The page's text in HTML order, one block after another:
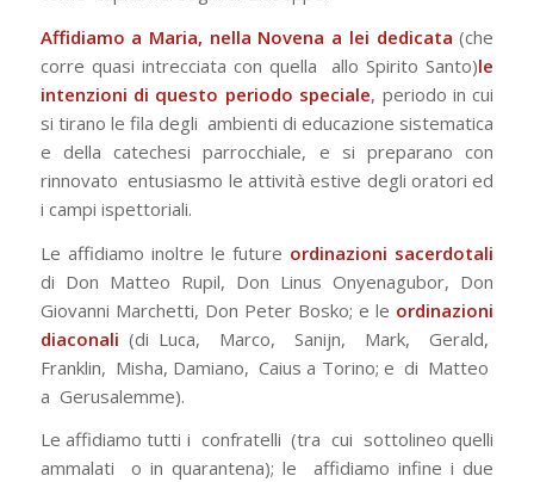
Affidiamo a Maria, nella Novena a lei dedicata(che
corre quasi intrecciata con quella allo Spirito Santo)le
intenzioni di questo periodo speciale, periodo in cui
si tirano le fila degli ambienti di educazione sistematica
e della catechesi parrocchiale, e si preparano con
rinnovato entusiasmo le attività estive degli oratori ed
i campi ispettoriali.
Le affidiamo inoltre le future ordinazioni sacerdotali
di Don Matteo Rupil, Don Linus Onyenagubor, Don
Giovanni Marchetti, Don Peter Bosko; e le ordinazioni
diaconali (di Luca, Marco, Sanijn, Mark, Gerald,
Franklin, Misha, Damiano, Caius a Torino; e di Matteo
a Gerusalemme).
Le affidiamo tutti i confratelli (tra cui sottolineo quelli
ammalati o in quarantena); le affidiamo infine i due